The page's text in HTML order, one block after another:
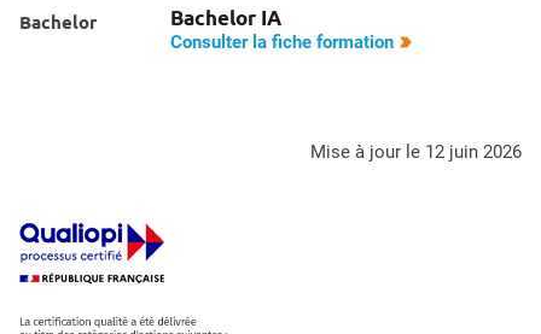
Bachelor Bachelor IA
Consulter la fiche formation
mise à jour le 12 juin 2026